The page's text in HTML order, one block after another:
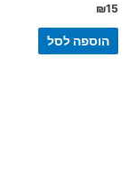
₪15
הוספה לסל